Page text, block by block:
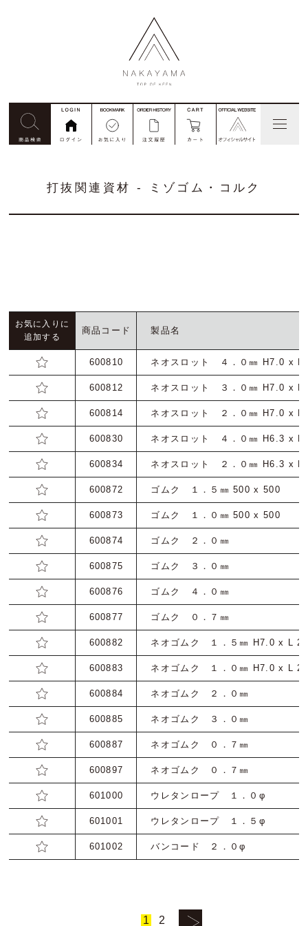
私たちについて
ご利用ガイド
お問い合わせ
会社概要
見積依頼
トムソン刃（切刃）
トムソン（罫・ミシン・リード等）
丸刃
機械
打抜関連資材
打抜関連資材 - ミゾゴム・コルク
お気に入りに
追加する
商品コード 製品名
600810 ネオスロット ４．０㎜ H7.0 x L
600812 ネオスロット ３．０㎜ H7.0 x L
600814 ネオスロット ２．０㎜ H7.0 x L
600830 ネオスロット ４．０㎜ H6.3 x L
600834 ネオスロット ２．０㎜ H6.3 x L
600872 ゴムク １．５㎜ 500 x 500
600873 ゴムク １．０㎜ 500 x 500
600874 ゴムク ２．０㎜
600875 ゴムク ３．０㎜
600876 ゴムク ４．０㎜
600877 ゴムク ０．７㎜
600882 ネオゴムク １．５㎜ H7.0 x L
600883 ネオゴムク １．０㎜ H7.0 x L
600884 ネオゴムク ２．０㎜
600885 ネオゴムク ３．０㎜
600887 ネオゴムク ０．７㎜
600897 ネオゴムク ０．７㎜
601000 ウレタンロープ １．０φ
601001 ウレタンロープ １．５φ
601002 バンコード ２．０φ
1 2